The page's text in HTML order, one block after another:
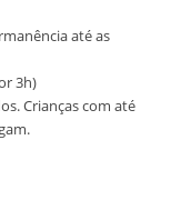
até as
3h)
Crianças com até